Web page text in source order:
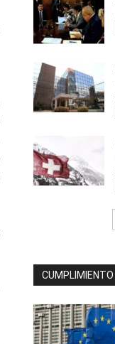
CUMPLIMIENTO